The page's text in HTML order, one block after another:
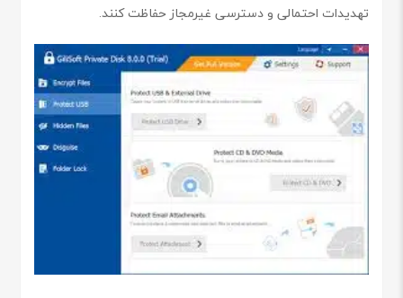
تهدیدات احتمالی و دسترسی غیرمجاز حفاظت کنند.